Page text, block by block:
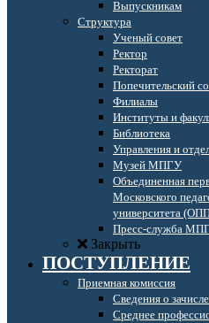
Выпускникам
Структура
Ученый совет
Ректор
Ректорат
Попечительский
Филиалы
Институты и
Библиотека
Управления и
Музей МПГУ
Объединенная
Московского
университета
Пресс-служба
Закрыть
ПОСТУПЛЕНИЕ
Приемная комиссия
Сведения о
Среднее